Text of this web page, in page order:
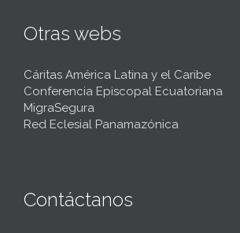
Otras webs
Cáritas América Latina y el Caribe
Conferencia Episcopal Ecuatoriana
MigraSegura
Red Eclesial Panamazónica
Contáctanos